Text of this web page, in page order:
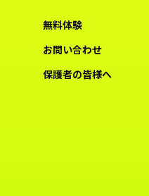
無料体験
お問い合わせ
保護者の皆様へ